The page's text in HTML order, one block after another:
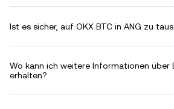
Ist es sicher, auf OKX BTC in ANG zu
Wo kann ich weitere Informationen über
erhalten?